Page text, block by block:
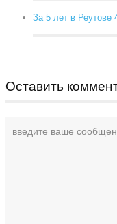
За 5 лет в Реутове
Оставить